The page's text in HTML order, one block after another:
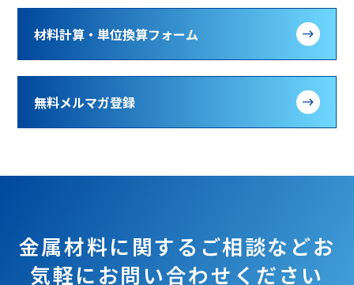
材料計算・単位換算フォーム
無料メルマガ登録
金属材料に関するご相談などお
気軽にお問い合わせください